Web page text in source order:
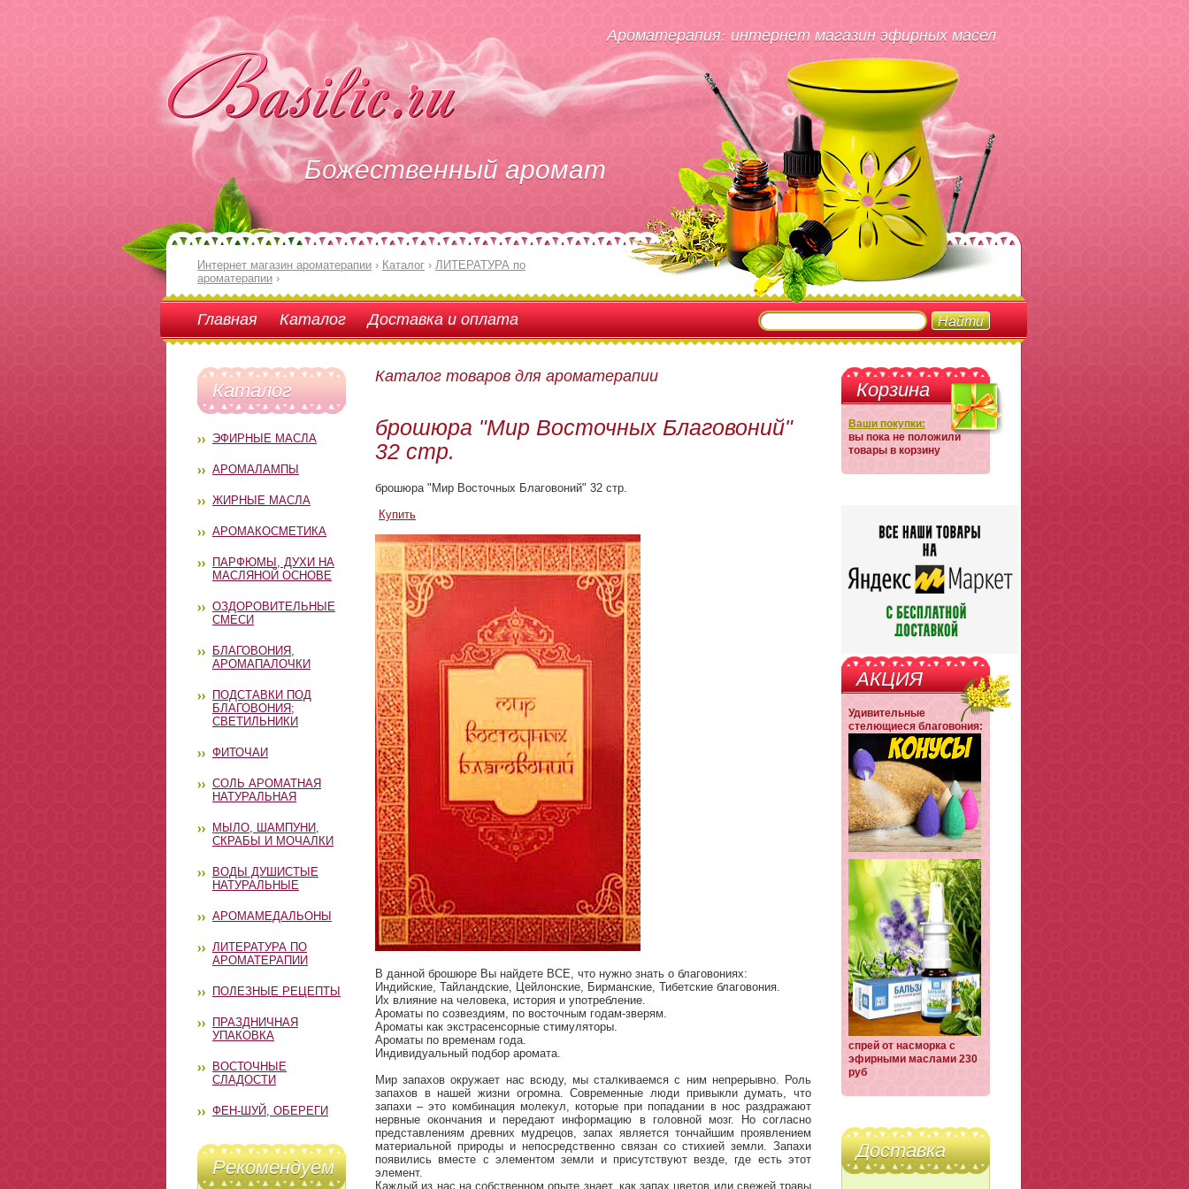
Божественный аромат
Ароматерапия: интернет магазин эфирных масел
Интернет магазин ароматерапии › Каталог › ЛИТЕРАТУРА по
ароматерапии ›
Главная Каталог Доставка и оплата
Каталог
ЭФИРНЫЕ МАСЛА
АРОМАЛАМПЫ
ЖИРНЫЕ МАСЛА
АРОМАКОСМЕТИКА
ПАРФЮМЫ, ДУХИ НА
МАСЛЯНОЙ ОСНОВЕ
ОЗДОРОВИТЕЛЬНЫЕ
СМЕСИ
БЛАГОВОНИЯ,
АРОМАПАЛОЧКИ
ПОДСТАВКИ ПОД
БЛАГОВОНИЯ;
СВЕТИЛЬНИКИ
ФИТОЧАИ
СОЛЬ АРОМАТНАЯ
НАТУРАЛЬНАЯ
МЫЛО, ШАМПУНИ,
СКРАБЫ И МОЧАЛКИ
ВОДЫ ДУШИСТЫЕ
НАТУРАЛЬНЫЕ
АРОМАМЕДАЛЬОНЫ
ЛИТЕРАТУРА ПО
АРОМАТЕРАПИИ
ПОЛЕЗНЫЕ РЕЦЕПТЫ
ПРАЗДНИЧНАЯ
УПАКОВКА
ВОСТОЧНЫЕ
СЛАДОСТИ
ФЕН-ШУЙ, ОБЕРЕГИ
Рекомендуем
Каталог товаров для ароматерапии
брошюра "Мир Восточных Благовоний"
32 стр.
брошюра "Мир Восточных Благовоний" 32 стр.
Купить
В данной брошюре Вы найдете ВСЕ, что нужно знать о благовониях:
Индийские, Тайландские, Цейлонские, Бирманские, Тибетские благовония.
Их влияние на человека, история и употребление.
Ароматы по созвездиям, по восточным годам-зверям.
Ароматы как экстрасенсорные стимуляторы.
Ароматы по временам года.
Индивидуальный подбор аромата.
Мир запахов окружает нас всюду, мы сталкиваемся с ним непрерывно. Роль
запахов в нашей жизни огромна. Современные люди привыкли думать, что
запахи – это комбинация молекул, которые при попадании в нос раздражают
нервные окончания и передают информацию в головной мозг. Но согласно
представлениям древних мудрецов, запах является тончайшим проявлением
материальной природы и непосредственно связан со стихией земли. Запахи
появились вместе с элементом земли и присутствуют везде, где есть этот
элемент.
Каждый из нас на собственном опыте знает, как запах цветов или свежей травы
Корзина
Ваши покупки:
вы пока не положили
товары в корзину
АКЦИЯ
Удивительные
стелющиеся благовония:
спрей от насморка с
эфирными маслами 230
руб
Доставка